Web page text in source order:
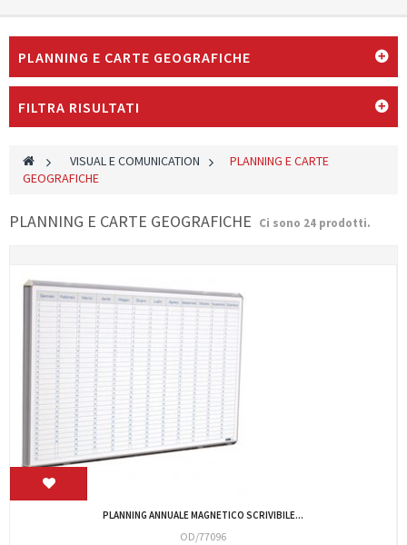
PLANNING E CARTE GEOGRAFICHE
FILTRA RISULTATI
> VISUAL E COMUNICATION >
PLANNING E CARTE
GEOGRAFICHE
PLANNING E CARTE GEOGRAFICHE Ci sono 24 prodotti.
PLANNING ANNUALE MAGNETICO SCRIVIBILE...
OD/77096